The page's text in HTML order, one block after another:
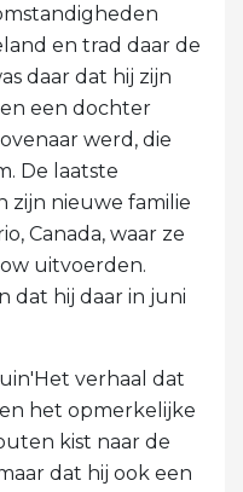
en trad daar de
daar dat hij zijn
een dochter
werd, die
De laatste
zijn nieuwe familie
Canada, waar ze
uitvoerden.
dat hij daar in juni
verhaal dat
het opmerkelijke
kist naar de
dat hij ook een